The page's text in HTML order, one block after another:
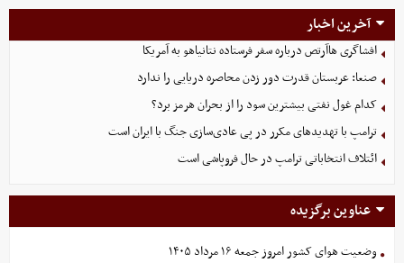
آخرین اخبار
افشاگری هاآرتص درباره سفر فرستاده نتانیاهو به آمریکا
صنعا: عربستان قدرت دور زدن محاصره دریایی را ندارد
کدام غول نفتی بیشترین سود را از بحران هرمز برد؟
ترامپ با تهدیدهای مکرر در پی عادی‌سازی جنگ با ایران است
ائتلاف انتخاباتی ترامپ در حال فروپاشی است
عناوین برگزیده
وضعیت هوای کشور امروز جمعه ۱۶ مرداد ۱۴۰۵